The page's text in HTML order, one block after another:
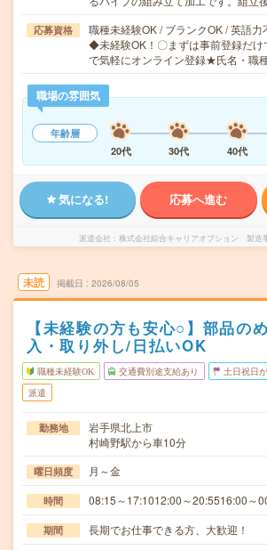
応募資格
職種未経験OK / ブランクOK / 英語力
◆未経験OK！〇まずは事前登録だけ
で気軽にオンライン登録★氏名・職
職場の雰囲気
年齢層
20代
30代 40代
気になる! 応募へ進む
派遣会社 株式会社綜合キャリアオプション 製造
未読 掲載日 2026/08/05
【未経験の方も安心○】部品の
入・取り外し/日払いOK
職種未経験OK 交通費別途支給あり 土日祝日
派遣
勤務地
岩手県北上市
村崎野駅から車10分
曜日頻度 月～金
時間 08:15～17:1012:00～20:5516:00～
期間 長期でお仕事できる方、大歓迎！